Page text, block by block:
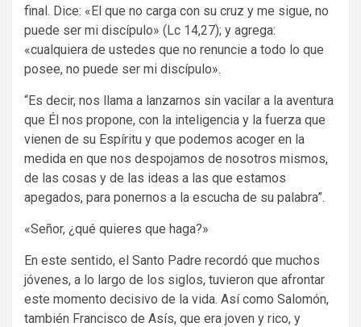
final. Dice: «El que no carga con su cruz y me sigue, no
puede ser mi discípulo» (Lc 14,27); y agrega:
«cualquiera de ustedes que no renuncie a todo lo que
posee, no puede ser mi discípulo».
“Es decir, nos llama a lanzarnos sin vacilar a la aventura
que Él nos propone, con la inteligencia y la fuerza que
vienen de su Espíritu y que podemos acoger en la
medida en que nos despojamos de nosotros mismos,
de las cosas y de las ideas a las que estamos
apegados, para ponernos a la escucha de su palabra”.
«Señor, ¿qué quieres que haga?»
En este sentido, el Santo Padre recordó que muchos
jóvenes, a lo largo de los siglos, tuvieron que afrontar
este momento decisivo de la vida. Así como Salomón,
también Francisco de Asís, que era joven y rico, y